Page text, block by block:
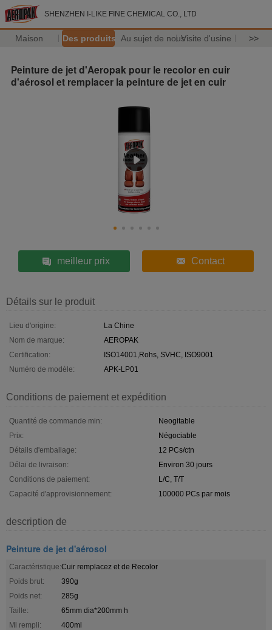
SHENZHEN I-LIKE FINE CHEMICAL CO., LTD
Maison Des produits Au sujet de nousVisite d'usine >>
Peinture de jet d'Aeropak pour le recolor en cuir
d'aérosol et remplacer la peinture de jet en cuir
meilleur prix Contact
Détails sur le produit
Lieu d'origine:
La Chine
Nom de marque:
AEROPAK
Certification:
ISO14001,Rohs, SVHC, ISO9001
Numéro de modèle:
APK-LP01
Conditions de paiement et expédition
Quantité de commande min:
Neogitable
Prix:
Négociable
Détails d'emballage:
12 PCs/ctn
Délai de livraison:
Environ 30 jours
Conditions de paiement:
L/C, T/T
Capacité d'approvisionnement:
100000 PCs par mois
description de
Peinture de jet d'aérosol
Caractéristique:Cuir remplacez et de Recolor
Poids brut:
390g
Poids net:
285g
Taille:
65mm dia*200mm h
Ml rempli:
400ml